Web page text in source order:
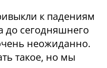
к падениям
до сегодняшнего
неожиданно.
такое, но мы